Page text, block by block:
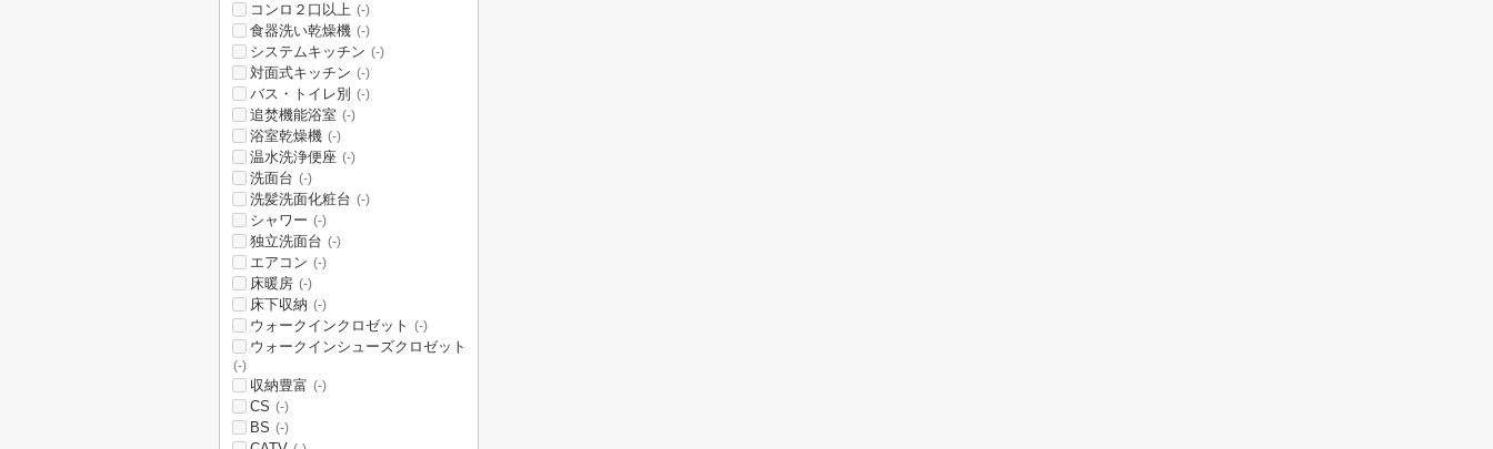
コンロ２口以上 (-)
食器洗い乾燥機 (-)
システムキッチン (-)
対面式キッチン (-)
バス・トイレ別 (-)
追焚機能浴室 (-)
浴室乾燥機 (-)
温水洗浄便座 (-)
洗面台 (-)
洗髪洗面化粧台 (-)
シャワー (-)
独立洗面台 (-)
エアコン (-)
床暖房 (-)
床下収納 (-)
ウォークインクロゼット (-)
ウォークインシューズクロゼット
(-)
収納豊富 (-)
CS (-)
BS (-)